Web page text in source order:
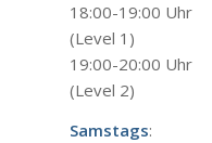
18:00-19:00 Uhr
(Level 1)
19:00-20:00 Uhr
(Level 2)
Samstags: